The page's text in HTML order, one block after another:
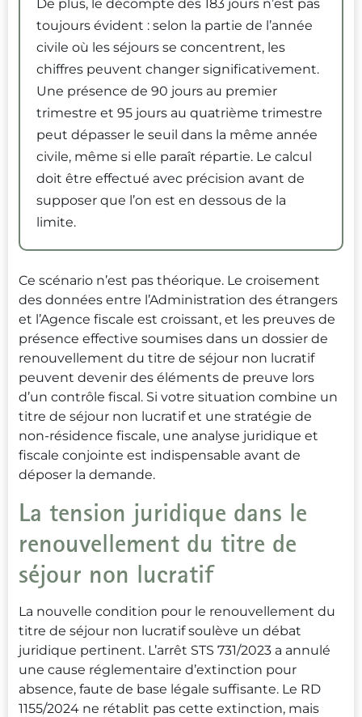
De plus, le décompte des 183 jours n’est pas
toujours évident : selon la partie de l’année
civile où les séjours se concentrent, les
chiffres peuvent changer significativement.
Une présence de 90 jours au premier
trimestre et 95 jours au quatrième trimestre
peut dépasser le seuil dans la même année
civile, même si elle paraît répartie. Le calcul
doit être effectué avec précision avant de
supposer que l’on est en dessous de la
limite.
Ce scénario n’est pas théorique. Le croisement
des données entre l’Administration des étrangers
et l’Agence fiscale est croissant, et les preuves de
présence effective soumises dans un dossier de
renouvellement du titre de séjour non lucratif
peuvent devenir des éléments de preuve lors
d’un contrôle fiscal. Si votre situation combine un
titre de séjour non lucratif et une stratégie de
non-résidence fiscale, une analyse juridique et
fiscale conjointe est indispensable avant de
déposer la demande.
La tension juridique dans le
renouvellement du titre de
séjour non lucratif
La nouvelle condition pour le renouvellement du
titre de séjour non lucratif soulève un débat
juridique pertinent. L’arrêt STS 731/2023 a annulé
une cause réglementaire d’extinction pour
absence, faute de base légale suffisante. Le RD
1155/2024 ne rétablit pas cette extinction, mais